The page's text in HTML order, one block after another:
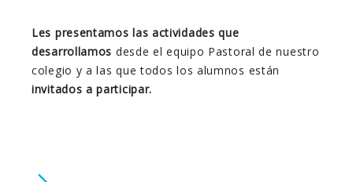
Les presentamos las actividades que
desarrollamos desde el equipo Pastoral de nuestro
colegio y a las que todos los alumnos están
invitados a participar.